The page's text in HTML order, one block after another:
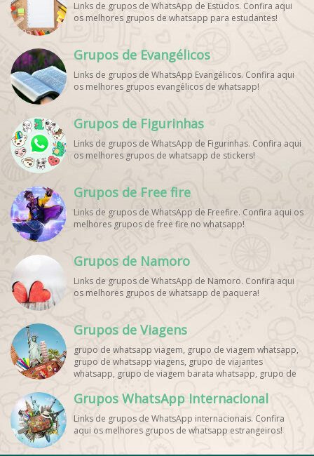
WhatsApp Dicas de Treino, Grupo WhatsApp Futebol Ao
Vivo. Grupo WhatsApp Esporte, Grupos de Esporte
WhatsApp Esporte, Grupo WhatsApp Futebol, Link Grupo
Palpites Futebol WhatsApp, Grupo WhatsApp NBA,
Links de grupos de WhatsApp de Estudos. Confira aqui
os melhores grupos de whatsapp para estudantes!
Grupos de Evangélicos
Links de grupos de WhatsApp Evangélicos. Confira aqui
os melhores grupos evangélicos de whatsapp!
Grupos de Figurinhas
Links de grupos de WhatsApp de Figurinhas. Confira aqui
os melhores grupos de whatsapp de stickers!
Grupos de Free fire
Links de grupos de WhatsApp de Freefire. Confira aqui os
melhores grupos de free fire no whatsapp!
Grupos de Namoro
Links de grupos de WhatsApp de Namoro. Confira aqui
os melhores grupos de whatsapp de paquera!
Grupos de Viagens
grupo de whatsapp viagem, grupo de viagem whatsapp,
grupo de whatsapp viagens, grupo de viajantes
whatsapp, grupo de viagem barata whatsapp, grupo de
grupo de excursão whatsapp, grupo de viagem em
grupo whatsapp, grupo de viagens nacionais whatsapp,
grupo de viagens internacionais whatsapp, grupo de
viagem brasil whatsapp, grupo de viagem europa
Grupos WhatsApp Internacional
Links de grupos de WhatsApp internacionais. Confira
aqui os melhores grupos de whatsapp estrangeiros!